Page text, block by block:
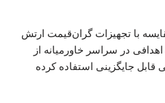
با تجهیزات گران‌قیمت ارتش
در سراسر خاورمیانه از
قابل جایگزینی استفاده کرده